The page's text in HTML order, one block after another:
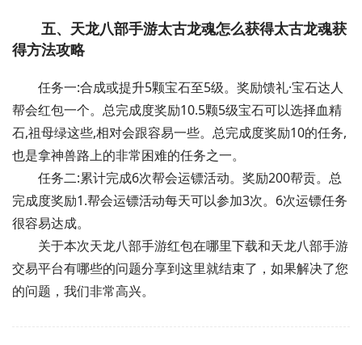
五、天龙八部手游太古龙魂怎么获得太古龙魂获
得方法攻略
任务一:合成或提升5颗宝石至5级。奖励馈礼·宝石达人
帮会红包一个。总完成度奖励10.5颗5级宝石可以选择血精
石,祖母绿这些,相对会跟容易一些。总完成度奖励10的任务,
也是拿神兽路上的非常困难的任务之一。
任务二:累计完成6次帮会运镖活动。奖励200帮贡。总
完成度奖励1.帮会运镖活动每天可以参加3次。6次运镖任务
很容易达成。
关于本次天龙八部手游红包在哪里下载和天龙八部手游
交易平台有哪些的问题分享到这里就结束了，如果解决了您
的问题，我们非常高兴。